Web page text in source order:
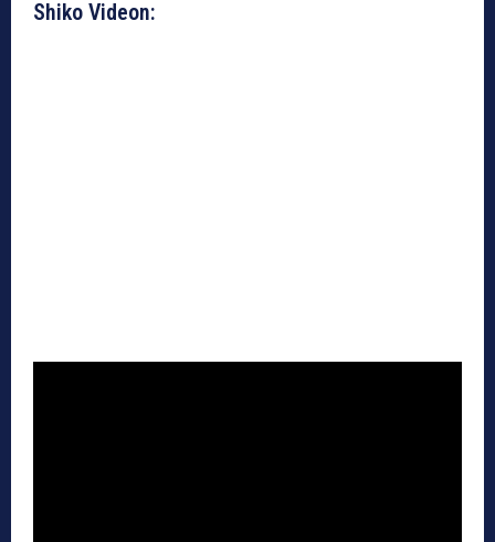
Shiko Videon: